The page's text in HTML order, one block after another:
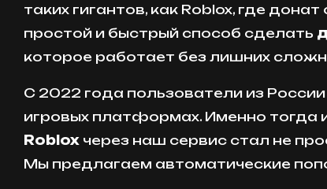
таких гигантов, как Roblox, где
простой и быстрый способ сделать
которое работает без лишних
С 2022 года пользователи из
игровых платформах. Именно тогда
Roblox через наш сервис стал не
Мы предлагаем автоматические